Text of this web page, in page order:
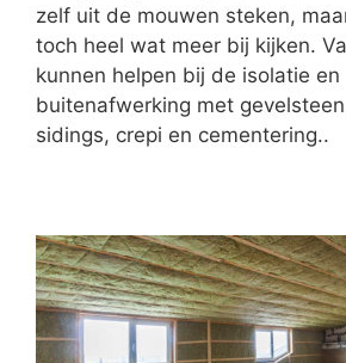
zelf uit de mouwen steken,
toch heel wat meer bij kijken.
kunnen helpen bij de isolatie en
buitenafwerking met
sidings, crepi en cementering..